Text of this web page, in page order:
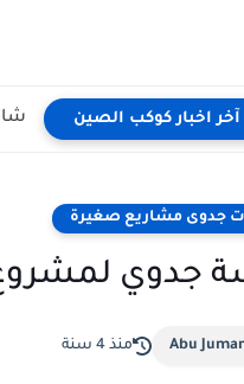
آخر اخبار كوكب الصين
جدوى مشاريع صغيرة
جدوي
Abu منذ 4 سنة